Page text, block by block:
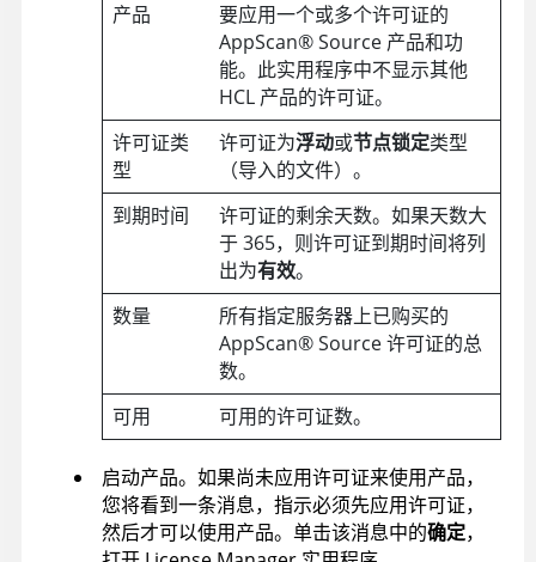
产品
要应用一个或多个许可证的
AppScan®Source产品和功
能。此实用程序中不显示其他
HCL 产品的许可证。
许可证类
型
许可证为浮动或节点锁定类型
（导入的文件）。
到期时间
许可证的剩余天数。如果天数大
于 365，则许可证到期时间将列
出为有效。
数量
所有指定服务器上已购买的
AppScan®Source许可证的总
数。
可用
可用的许可证数。
启动产品。如果尚未应用许可证来使用产品，
您将看到一条消息，指示必须先应用许可证，
然后才可以使用产品。单击该消息中的确定，